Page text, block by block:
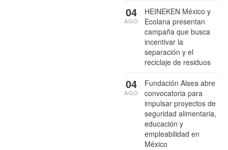
HEINEKEN México y
Ecolana presentan
campaña que busca
incentivar la
separación y el
reciclaje de residuos
04
AGO
Fundación Alsea abre
convocatoria para
impulsar proyectos de
seguridad alimentaria,
educación y
empleabilidad en
México
04
AGO